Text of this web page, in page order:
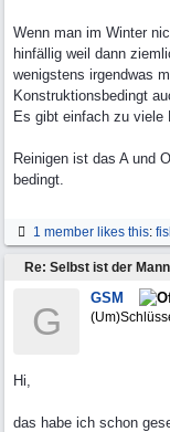
Wenn man im Winter
hinfällig weil dann
wenigstens irgendwas
Konstruktionsbedingt
Es gibt einfach zu viele
Reinigen ist das A und
bedingt.
1 member likes this:
G
GSM
Hi,
das habe ich schon